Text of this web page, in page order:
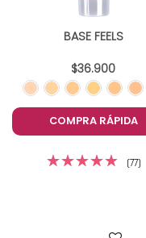
BASE FEELS
$36.900
COMPRA RÁPIDA
(77)